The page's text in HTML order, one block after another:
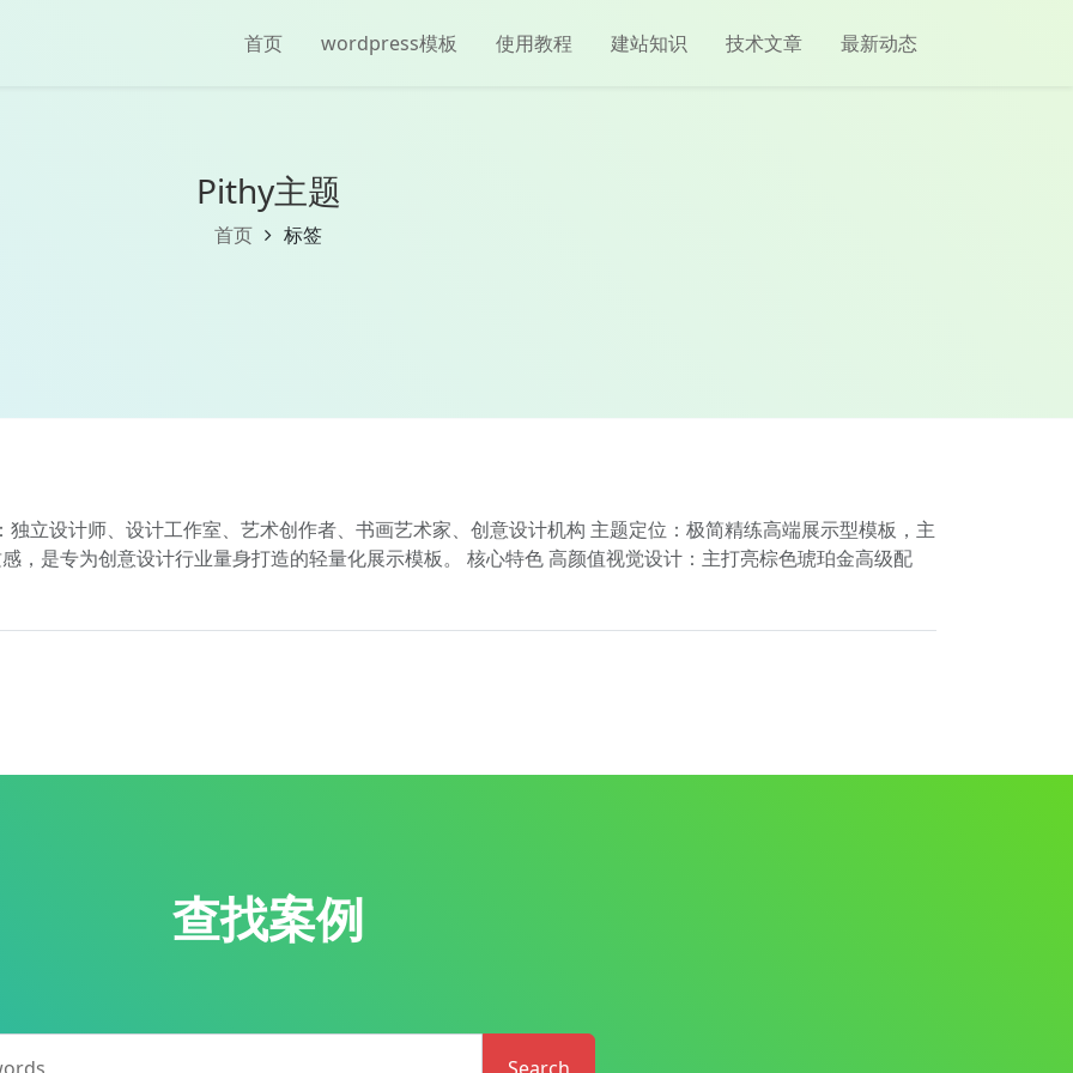
首页 wordpress模板 使用教程 建站知识 技术文章 最新动态
Pithy主题
首页 标签
立设计师、设计工作室、艺术创作者、书画艺术家、创意设计机构 主题定位：极简精练高端展示型模板，主
，是专为创意设计行业量身打造的轻量化展示模板。 核心特色 高颜值视觉设计：主打亮棕色琥珀金高级配
查找案例